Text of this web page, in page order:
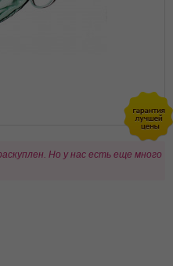
Но у нас есть еще много